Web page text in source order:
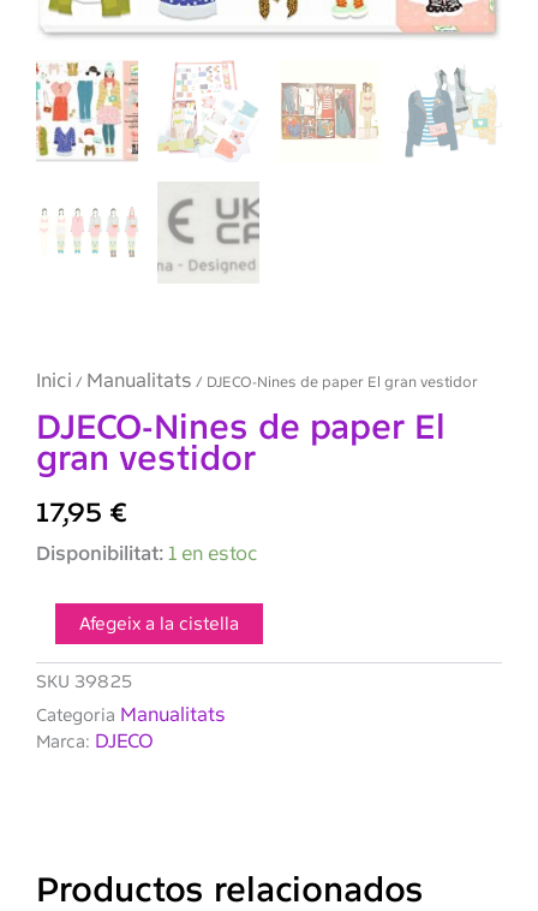
Inici / Manualitats / DJECO-Nines de paper El gran vestidor
DJECO-Nines de paper El
gran vestidor
17,95 €
Disponibilitat: 1 en estoc
quantitat
paper
El
gran
vestidor
Afegeix a la cistella
SKU 39825
Categoria Manualitats
Marca: DJECO
Productos relacionados